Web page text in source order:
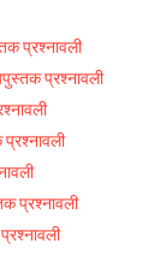
प्रश्नावली
प्रश्नावली
प्रश्नावली
प्रश्नावली